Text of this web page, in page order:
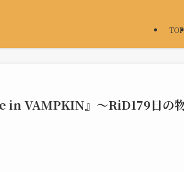
TOP
in VAMPKIN』～RiD179日の